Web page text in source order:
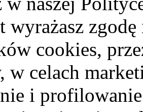
wyrażasz
cookies,
w celach
i